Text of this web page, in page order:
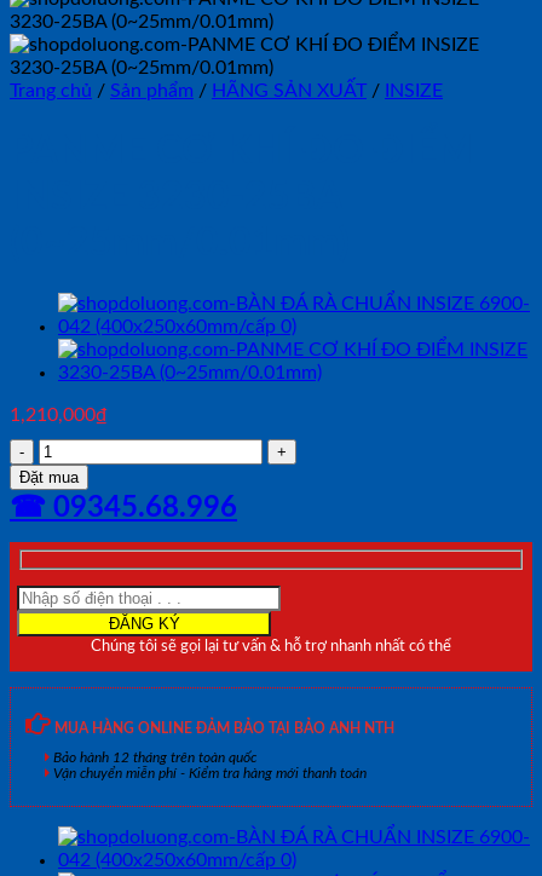
Trang chủ / Sản phẩm / HÃNG SẢN XUẤT / INSIZE
1,210,000₫
PANME
CƠ
KHÍ
ĐO
ĐIỂM
INSIZE
3230-
25BA
(0~25mm/0.01mm)
Đặt mua
☎ 09345.68.996
Chúng tôi sẽ gọi lại tư vấn & hỗ trợ nhanh nhất có thể
MUA HÀNG ONLINE ĐẢM BẢO TẠI BẢO ANH NTH
Bảo hành 12 tháng trên toàn quốc
Vận chuyển miễn phí - Kiểm tra hàng mới thanh toán